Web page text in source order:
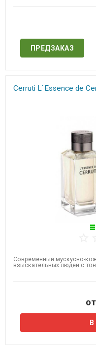
ПРЕДЗАКАЗ
Cerruti L`Essence de
Современный мускусно-
взыскательных людей с